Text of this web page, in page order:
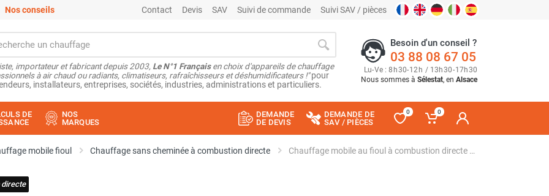
Nos conseils Contact Devis SAV Suivi de commande Suivi SAV / pièces
importateur et fabricant depuis 2003, Le N°1 Françaisen choix d'appareils de chauffage
à air chaud ou radiants, climatiseurs, rafraîchisseurs et déshumidificateurs !"pour
installateurs, entreprises, sociétés, industries, administrations et particuliers.
Besoin d'un conseil ?
03 88 08 67 05
Lu-Ve : 8h30-12h / 13h30-17h30
Nous sommes à Sélestat, en Alsace
DE
NOS
MARQUES
DEMANDE
DE DEVIS
DEMANDE DE
SAV / PIÈCES
0 0
mobile fioul Chauffage sans cheminée à combustion directe Chauffage mobile au fioul à combustion directe GF 70.1 A - SPLUS
directe